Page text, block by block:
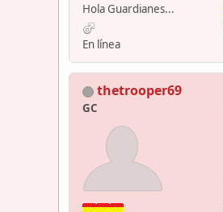
Hola Guardianes...
En línea
thetrooper69
GC